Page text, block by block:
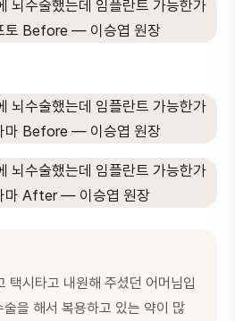
택시타고 내원해 주셨던 어머님입
을 해서 복용하고 있는 약이 많